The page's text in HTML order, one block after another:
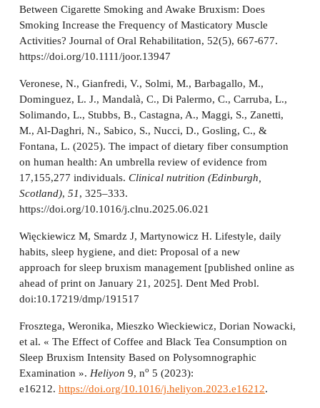
Between Cigarette Smoking and Awake Bruxism: Does
Smoking Increase the Frequency of Masticatory Muscle
Activities? Journal of Oral Rehabilitation, 52(5), 667-677.
https://doi.org/10.1111/joor.13947
Veronese, N., Gianfredi, V., Solmi, M., Barbagallo, M.,
Dominguez, L. J., Mandalà, C., Di Palermo, C., Carruba, L.,
Solimando, L., Stubbs, B., Castagna, A., Maggi, S., Zanetti,
M., Al-Daghri, N., Sabico, S., Nucci, D., Gosling, C., &
Fontana, L. (2025). The impact of dietary fiber consumption
on human health: An umbrella review of evidence from
17,155,277 individuals. Clinical nutrition (Edinburgh,
Scotland), 51, 325–333.
https://doi.org/10.1016/j.clnu.2025.06.021
Więckiewicz M, Smardz J, Martynowicz H. Lifestyle, daily
habits, sleep hygiene, and diet: Proposal of a new
approach for sleep bruxism management [published online as
ahead of print on January 21, 2025]. Dent Med Probl.
doi:10.17219/dmp/191517
Frosztega, Weronika, Mieszko Wieckiewicz, Dorian Nowacki,
et al. « The Effect of Coffee and Black Tea Consumption on
Sleep Bruxism Intensity Based on Polysomnographic
Examination ». Heliyon 9, no 5 (2023):
e16212. https://doi.org/10.1016/j.heliyon.2023.e16212.